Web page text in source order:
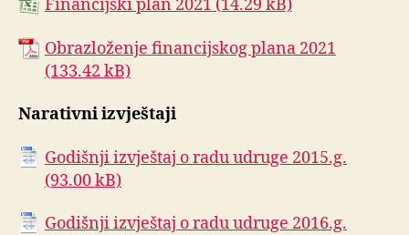
Financijski plan 2021
Obrazloženje financijskog plana 2021
Narativni izvještaji
Godišnji izvještaj o radu udruge 2015.g.
Godišnji izvještaj o radu udruge 2016.g.